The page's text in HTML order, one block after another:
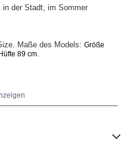
der Stadt, im Sommer
Maße des Models: Größe
89 cm.
flach gemessen: Breite unter
- 109 cm (dehnbares Material).